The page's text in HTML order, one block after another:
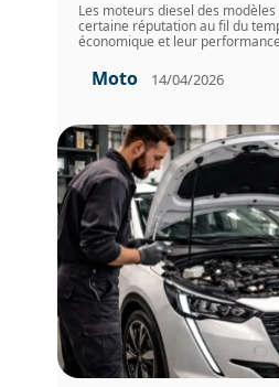
Les moteurs diesel des
certaine réputation au fil du
économique et leur
Moto 14/04/2026